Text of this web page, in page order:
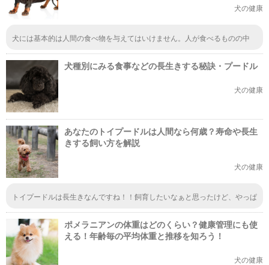
犬の健康
犬には基本的は人間の食べ物を与えてはいけません。人が食べるものの中
に与えてたら怖いですよね。愛犬の命を守るためにも、ダメなものは何か知
っておきたいですね。犬種別にみる食事などの長生きする秘訣・プードル
犬の健康
あなたのトイプードルは人間なら何歳？寿命や長生
きする飼い方を解説
犬の健康
トイプードルは長生きなんですね！！飼育したいなぁと思ったけど、やっぱ
つらくなっちゃうけど、それだけ長く行きられるなら飼育するだけの価値が
あるかなぁ。
ポメラニアンの体重はどのくらい？健康管理にも使
える！年齢毎の平均体重と推移を知ろう！
犬の健康